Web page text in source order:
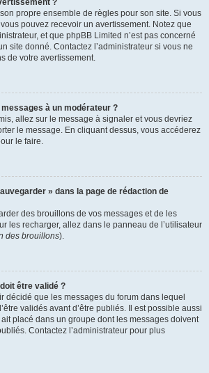
?
propre ensemble de règles pour son site. Si vous
pouvez recevoir un avertissement. Notez que
et que phpBB Limited n’est pas concerné
site donné. Contactez l’administrateur si vous ne
de votre avertissement.
à un modérateur ?
allez sur le message à signaler et vous devriez
le message. En cliquant dessus, vous accéderez
le faire.
» dans la page de rédaction de
des brouillons de vos messages et de les
les recharger, allez dans le panneau de l’utilisateur
des brouillons).
être validé ?
décidé que les messages du forum dans lequel
validés avant d’être publiés. Il est possible aussi
placé dans un groupe dont les messages doivent
Contactez l’administrateur pour plus